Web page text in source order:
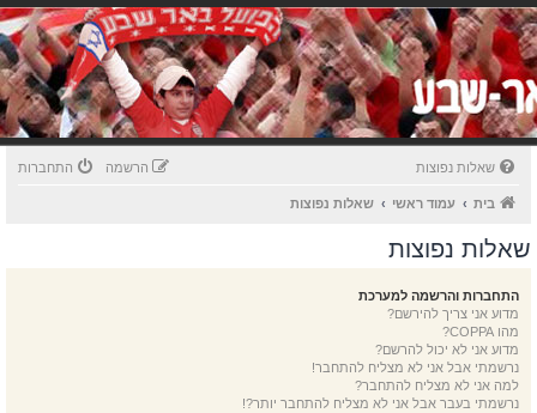
שאלות נפוצות התחברות הרשמה
בית עמוד ראשי שאלות נפוצות
שאלות נפוצות
התחברות והרשמה למערכת
מדוע אני צריך להירשם?
מהו COPPA?
מדוע אני לא יכול להרשם?
נרשמתי אבל אני לא מצליח להתחבר!
למה אני לא מצליח להתחבר?
נרשמתי בעבר אבל אני לא מצליח להתחבר יותר?!